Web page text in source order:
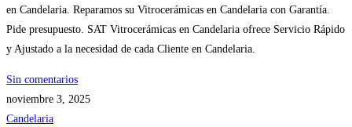
en Candelaria. Reparamos su Vitrocerámicas en Candelaria con Garantía.
Pide presupuesto. SAT Vitrocerámicas en Candelaria ofrece Servicio Rápido
y Ajustado a la necesidad de cada Cliente en Candelaria.
Sin comentarios
noviembre 3, 2025
Candelaria